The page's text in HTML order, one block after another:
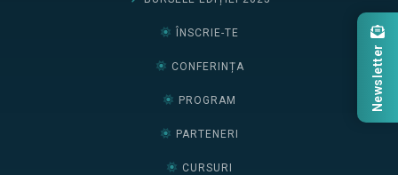
ÎNSCRIE-TE
CONFERINȚA
PROGRAM
PARTENERI
CURSURI
Newsletter